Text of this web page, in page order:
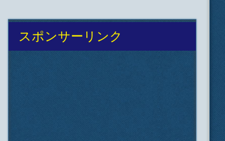
スポンサーリンク